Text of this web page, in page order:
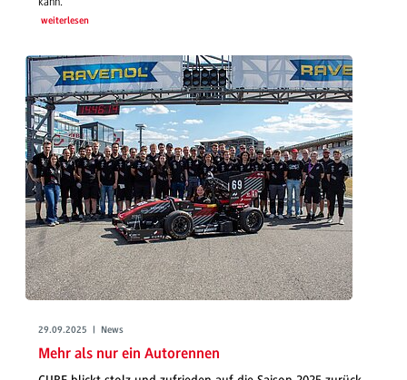
weiterlesen
29.09.2025 | News
Mehr als nur ein Autorennen